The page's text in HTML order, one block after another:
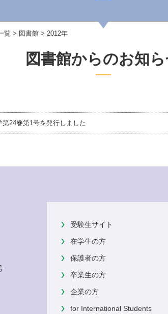
覧 > 図書館 > 2012年
図書館からのお知
第24巻第1号を発行しました
受験生サイト
在学生の方
保護者の方
卒業生の方
企業の方
for International Students